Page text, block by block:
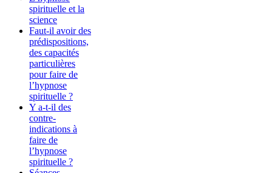
spirituelle et la
science
Faut-il avoir des
prédispositions,
des capacités
particulières
pour faire de
l’hypnose
spirituelle ?
Y a-t-il des
contre-
indications à
faire de
l’hypnose
spirituelle ?